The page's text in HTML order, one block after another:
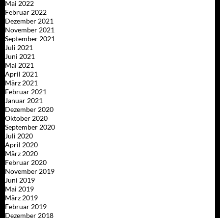
Mai 2022
Februar 2022
Dezember 2021
November 2021
September 2021
Juli 2021
Juni 2021
Mai 2021
April 2021
März 2021
Februar 2021
Januar 2021
Dezember 2020
Oktober 2020
September 2020
Juli 2020
April 2020
März 2020
Februar 2020
November 2019
Juni 2019
Mai 2019
März 2019
Februar 2019
Dezember 2018